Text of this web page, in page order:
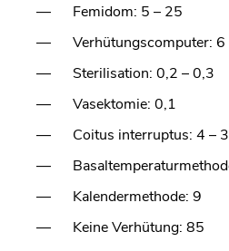
Femidom: 5 – 25
Verhütungscomputer: 6
Sterilisation: 0,2 – 0,3
Vasektomie: 0,1
Coitus interruptus: 4 –
Kalendermethode: 9
Keine Verhütung: 85